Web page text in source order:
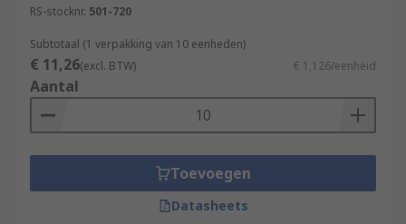
RS-stocknr. 501-720
Subtotaal (1 verpakking van 10 eenheden)
€ 11,26(excl. BTW) € 1,126/eenheid
Aantal
Toevoegen
Datasheets